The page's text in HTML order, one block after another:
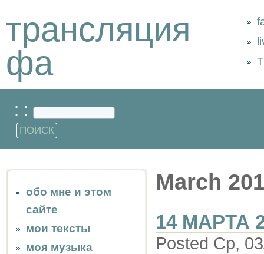
трансляция
фа
: :
обо мне и этом
сайте
мои тексты
моя музыка
March
14 МАРТА
Posted Ср,